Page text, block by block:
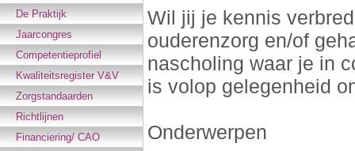
De Praktijk
Jaarcongres
Competentieprofiel
Kwaliteitsregister V&V
Zorgstandaarden
Richtlijnen
Financiering/ CAO
Wil jij je kennis
ouderenzorg en/of
nascholing waar je in
is volop gelegenheid
Onderwerpen